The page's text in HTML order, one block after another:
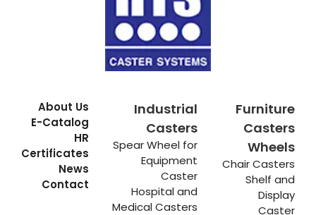
Furniture
Casters
Wheels
Chair Casters
Shelf and
Display
Caster
Industrial
Casters
Spear Wheel for
Equipment
Caster
Hospital and
Medical Casters
About Us
E-Catalog
HR
Certificates
News
Contact